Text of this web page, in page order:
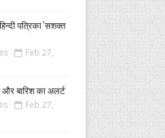
पत्रिका 'सशक्त
Feb 27,
बारिश का अलर्ट
Feb 27,